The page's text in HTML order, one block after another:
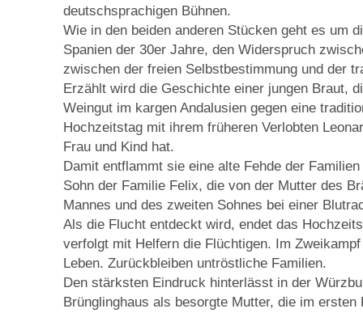
deutschsprachigen Bühnen.
Wie in den beiden anderen Stücken geht es um
Spanien der 30er Jahre, den Widerspruch
zwischen der freien Selbstbestimmung und der
Erzählt wird die Geschichte einer jungen Braut,
Weingut im kargen Andalusien gegen eine
Hochzeitstag mit ihrem früheren Verlobten
Frau und Kind hat.
Damit entflammt sie eine alte Fehde der
Sohn der Familie Felix, die von der Mutter des
Mannes und des zweiten Sohnes bei einer
Als die Flucht entdeckt wird, endet das
verfolgt mit Helfern die Flüchtigen. Im
Leben. Zurückbleiben untröstliche Familien.
Den stärksten Eindruck hinterlässt in der
Brünglinghaus als besorgte Mutter, die im